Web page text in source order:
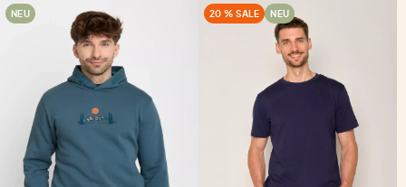
NEU 20 % SALE NEU